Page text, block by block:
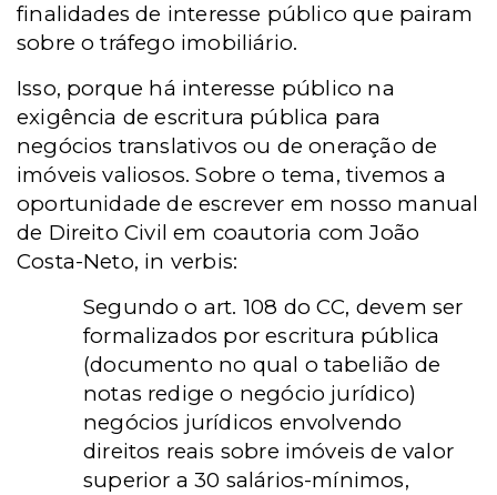
finalidades de interesse público que pairam
sobre o tráfego imobiliário.
Isso, porque há interesse público na
exigência de escritura pública para
negócios translativos ou de oneração de
imóveis valiosos. Sobre o tema, tivemos a
oportunidade de escrever em nosso manual
de Direito Civil em coautoria com João
Costa-Neto, in verbis:
Segundo o art. 108 do CC, devem ser
formalizados por escritura pública
(documento no qual o tabelião de
notas redige o negócio jurídico)
negócios jurídicos envolvendo
direitos reais sobre imóveis de valor
superior a 30 salários-mínimos,